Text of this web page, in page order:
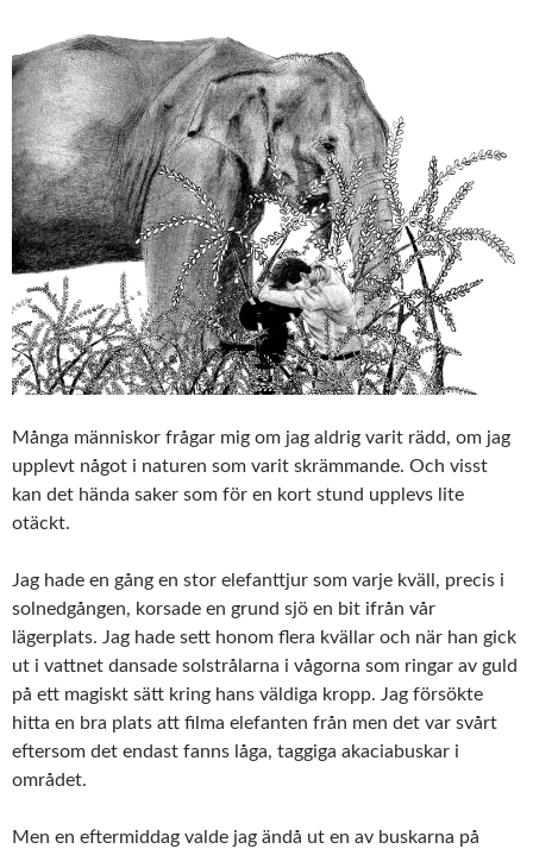
Många människor frågar mig om jag aldrig varit rädd, om jag
upplevt något i naturen som varit skrämmande. Och visst
kan det hända saker som för en kort stund upplevs lite
otäckt.
Jag hade en gång en stor elefanttjur som varje kväll, precis i
solnedgången, korsade en grund sjö en bit ifrån vår
lägerplats. Jag hade sett honom flera kvällar och när han gick
ut i vattnet dansade solstrålarna i vågorna som ringar av guld
på ett magiskt sätt kring hans väldiga kropp. Jag försökte
hitta en bra plats att filma elefanten från men det var svårt
eftersom det endast fanns låga, taggiga akaciabuskar i
området.
Men en eftermiddag valde jag ändå ut en av buskarna på